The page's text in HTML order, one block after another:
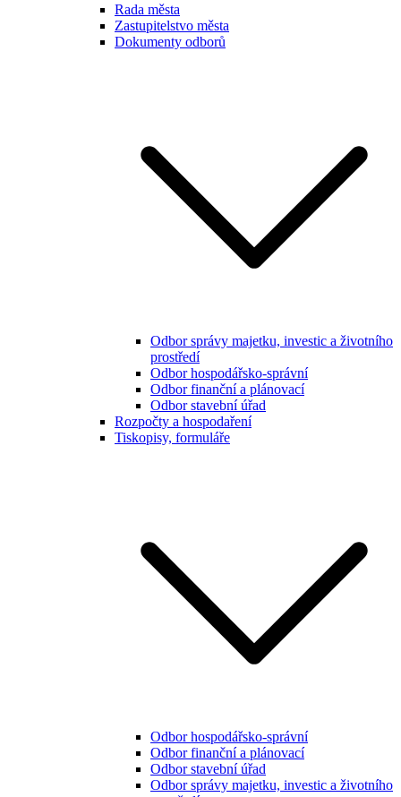
Rada města
Zastupitelstvo města
Dokumenty odborů
Odbor správy majetku, investic a životního
prostředí
Odbor hospodářsko-správní
Odbor finanční a plánovací
Odbor stavební úřad
Rozpočty a hospodaření
Tiskopisy, formuláře
Odbor hospodářsko-správní
Odbor finanční a plánovací
Odbor stavební úřad
Odbor správy majetku, investic a životního